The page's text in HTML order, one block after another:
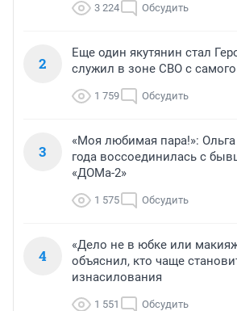
3 224 Обсудить
2
Еще один якутянин стал
служил в зоне СВО с
1 759 Обсудить
3
«Моя любимая пара!»: Ольга
года воссоединилась с
«ДОМа-2»
1 575 Обсудить
4
«Дело не в юбке или
объяснил, кто чаще
изнасилования
1 551 Обсудить